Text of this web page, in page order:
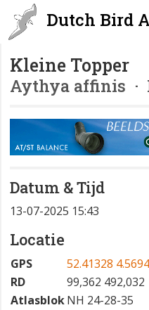
Dutch Bird
Kleine Topper
Aythya affinis ·
Datum & Tijd
13-07-2025 15:43
Locatie
GPS
52.41328
RD
99,362 492,032
AtlasblokNH 24-28-35